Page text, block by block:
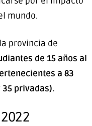
mundo.
provincia de
de 15 años al
a 83
privadas).